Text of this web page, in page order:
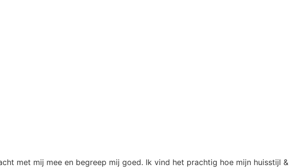
met mij mee en begreep mij goed. Ik vind het prachtig hoe mijn huisstijl &